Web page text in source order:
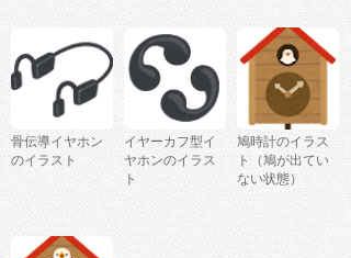
骨伝導イヤホン
のイラスト
イヤーカフ型イ
ヤホンのイラス
ト
鳩時計のイラス
ト（鳩が出てい
ない状態）